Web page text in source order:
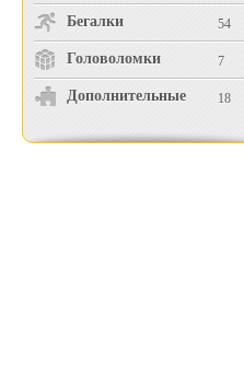
Бегалки 54
Головоломки 7
Дополнительные 18